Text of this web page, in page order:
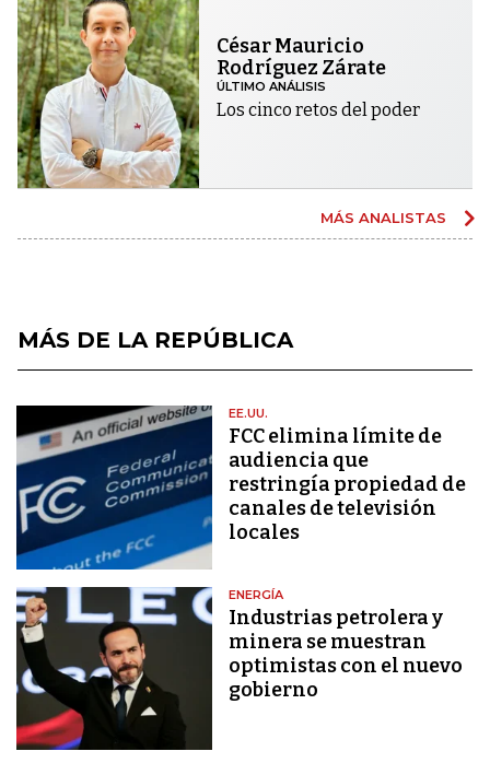
César Mauricio
Rodríguez Zárate
ÚLTIMO ANÁLISIS
Los cinco retos del poder
MÁS ANALISTAS
MÁS DE LA REPÚBLICA
EE.UU.
FCC elimina límite de
audiencia que
restringía propiedad de
canales de televisión
locales
ENERGÍA
Industrias petrolera y
minera se muestran
optimistas con el nuevo
gobierno